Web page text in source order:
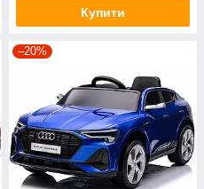
Купити
–20%